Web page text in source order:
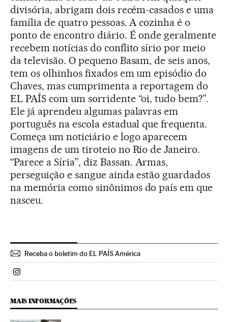
divisória, abrigam dois recém-casados e uma
família de quatro pessoas. A cozinha é o
ponto de encontro diário. É onde geralmente
recebem notícias do conflito sírio por meio
da televisão. O pequeno Basam, de seis anos,
tem os olhinhos fixados em um episódio do
Chaves, mas cumprimenta a reportagem do
EL PAÍS com um sorridente “oi, tudo bem?”.
Ele já aprendeu algumas palavras em
português na escola estadual que frequenta.
Começa um noticiário e logo aparecem
imagens de um tiroteio no Rio de Janeiro.
“Parece a Síria”, diz Bassan. Armas,
perseguição e sangue ainda estão guardados
na memória como sinônimos do país em que
nasceu.
Receba o boletim do EL PAÍS América
Politica El País Brasil en Instagram
MAIS INFORMAÇÕES